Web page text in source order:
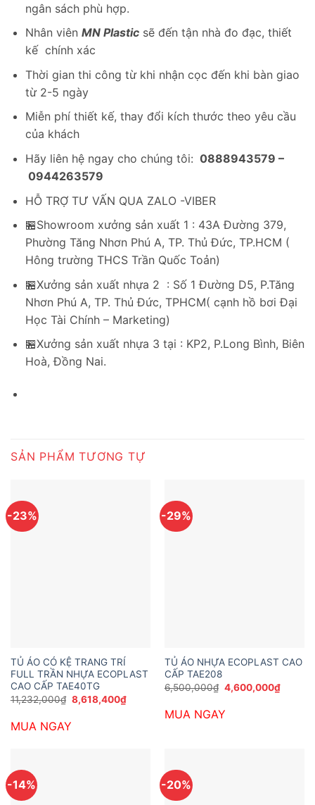
ngân sách phù hợp.
Nhân viên MN Plasticsẽ đến tận nhà đo đạc, thiết
kế chính xác
Thời gian thi công từ khi nhận cọc đến khi bàn giao
từ 2-5 ngày
Miễn phí thiết kế, thay đổi kích thước theo yêu cầu
của khách
Hãy liên hệ ngay cho chúng tôi: 0888943579 –
0944263579
HỖ TRỢ TƯ VẤN QUA ZALO -VIBER
🏪Showroom xưởng sản xuất 1 : 43A Đường 379,
Phường Tăng Nhơn Phú A, TP. Thủ Đức, TP.HCM (
Hông trường THCS Trần Quốc Toản)
🏪Xưởng sản xuất nhựa 2 : Số 1 Đường D5, P.Tăng
Nhơn Phú A, TP. Thủ Đức, TPHCM( cạnh hồ bơi Đại
Học Tài Chính – Marketing)
🏪Xưởng sản xuất nhựa 3 tại : KP2, P.Long Bình, Biên
Hoà, Đồng Nai.
SẢN PHẨM TƯƠNG TỰ
-23%
TỦ ÁO CÓ KỆ TRANG TRÍ
FULL TRẦN NHỰA ECOPLAST
CAO CẤP TAE40TG
11,232,000₫ Giá
gốc
11,232,000₫.
8,618,400₫Giá
hiện
MUA NGAY
-29%
TỦ ÁO NHỰA ECOPLAST CAO
CẤP TAE208
6,500,000₫ Giá
gốc
6,500,000₫.
4,600,000₫Giá
hiện
MUA NGAY
-14% -20%